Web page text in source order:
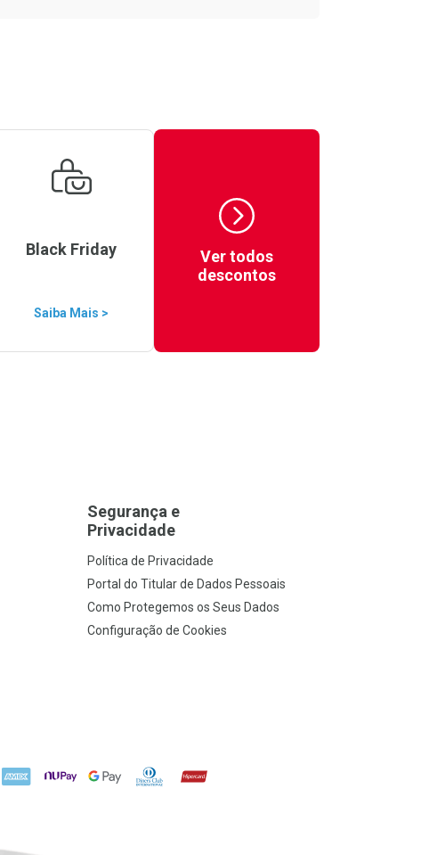
Black Friday
Saiba Mais >
Ver todos
descontos
Segurança e
Privacidade
Política de Privacidade
Portal do Titular de Dados Pessoais
Como Protegemos os Seus Dados
Configuração de Cookies
AMEX NuPay Google PayDiners ClubHipercard